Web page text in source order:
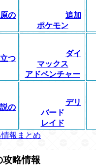
の
追加
ポケモン
つ
ダイ
マックス
アドベンチャー
の
デリ
バード
レイド
報まとめ
攻略情報